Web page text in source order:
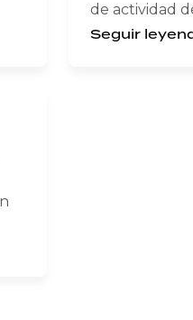
de actividad
seguro y
Seguir